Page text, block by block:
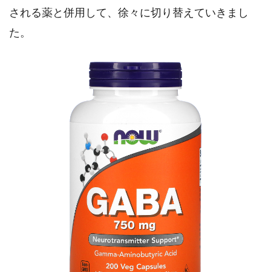
される薬と併用して、徐々に切り替えていきまし
た。